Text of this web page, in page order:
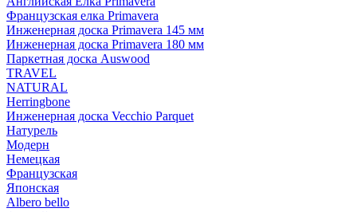
Французская елка Primavera
Инженерная доска Primavera 145 мм
Инженерная доска Primavera 180 мм
Паркетная доска Auswood
TRAVEL
NATURAL
Herringbone
Инженерная доска Vecchio Parquet
Натурель
Модерн
Немецкая
Французская
Японская
Albero bello